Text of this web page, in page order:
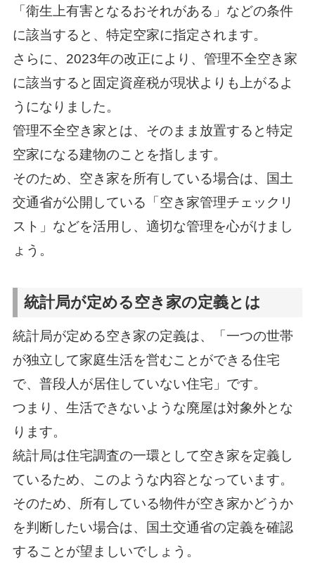
「衛生上有害となるおそれがある」などの条件
に該当すると、特定空家に指定されます。
さらに、2023年の改正により、管理不全空き家
に該当すると固定資産税が現状よりも上がるよ
うになりました。
管理不全空き家とは、そのまま放置すると特定
空家になる建物のことを指します。
そのため、空き家を所有している場合は、国土
交通省が公開している「空き家管理チェックリ
スト」などを活用し、適切な管理を心がけまし
ょう。
統計局が定める空き家の定義とは
統計局が定める空き家の定義は、「一つの世帯
が独立して家庭生活を営むことができる住宅
で、普段人が居住していない住宅」です。
つまり、生活できないような廃屋は対象外とな
ります。
統計局は住宅調査の一環として空き家を定義し
ているため、このような内容となっています。
そのため、所有している物件が空き家かどうか
を判断したい場合は、国土交通省の定義を確認
することが望ましいでしょう。